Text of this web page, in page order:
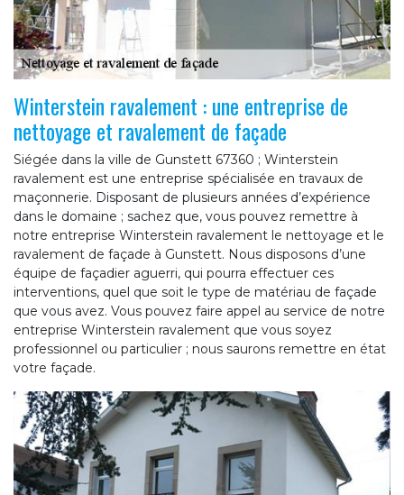
Winterstein ravalement : une entreprise de
nettoyage et ravalement de façade
Siégée dans la ville de Gunstett 67360 ; Winterstein
ravalement est une entreprise spécialisée en travaux de
maçonnerie. Disposant de plusieurs années d’expérience
dans le domaine ; sachez que, vous pouvez remettre à
notre entreprise Winterstein ravalement le nettoyage et le
ravalement de façade à Gunstett. Nous disposons d’une
équipe de façadier aguerri, qui pourra effectuer ces
interventions, quel que soit le type de matériau de façade
que vous avez. Vous pouvez faire appel au service de notre
entreprise Winterstein ravalement que vous soyez
professionnel ou particulier ; nous saurons remettre en état
votre façade.